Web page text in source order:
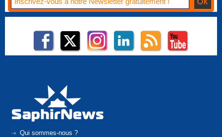
Qui sommes-nous ?